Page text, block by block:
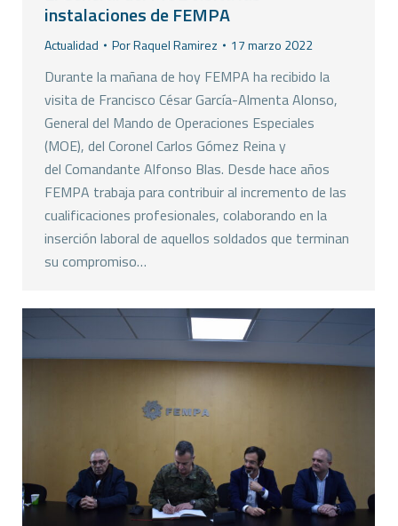
instalaciones de FEMPA
Actualidad PorRaquel Ramirez 17 marzo 2022
Durante la mañana de hoy FEMPA ha recibido la
visita de Francisco César García-Almenta Alonso,
General del Mando de Operaciones Especiales
(MOE), del Coronel Carlos Gómez Reina y
del Comandante Alfonso Blas. Desde hace años
FEMPA trabaja para contribuir al incremento de las
cualificaciones profesionales, colaborando en la
inserción laboral de aquellos soldados que terminan
su compromiso…